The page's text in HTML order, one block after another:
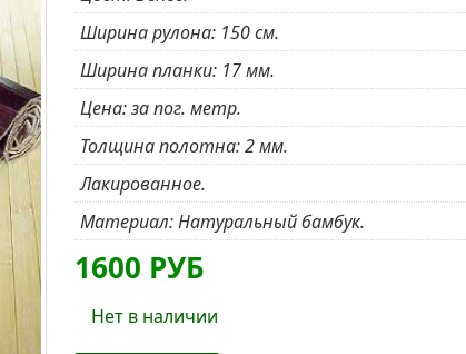
Ширина рулона: 150 см.
Ширина планки: 17 мм.
Цена:за пог. метр.
Толщина полотна: 2 мм.
Лакированное.
Материал: Натуральный бамбук.
1600 РУБ
Нет в наличии